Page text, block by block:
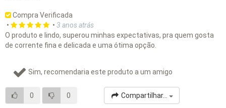
Compra Verificada
•
• 3 anos atrás
O produto e lindo, superou minhas expectativas, pra quem gosta
de corrente fina e delicada e uma ótima opção.
Sim, recomendaria este produto a um amigo
0 0 Compartilhar...